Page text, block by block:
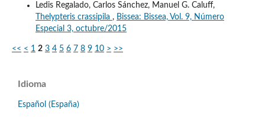
Ledis Regalado, Carlos Sánchez, Manuel G. Caluff,
Thelypteris crassipila , Bissea: Bissea, Vol. 9, Número
Especial 3, octubre/2015
<< < 1 2 3 4 5 6 7 8 9 10 > >>
Idioma
Español (España)